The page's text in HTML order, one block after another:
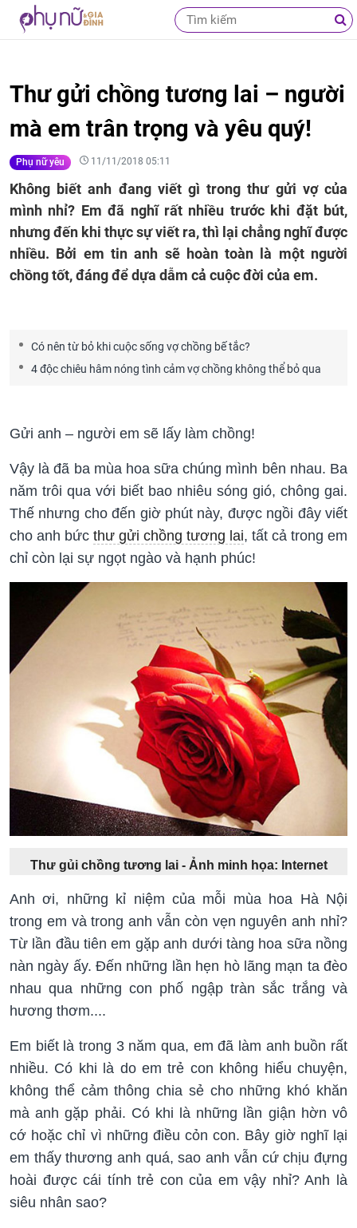
Thư gửi chồng tương lai – người
mà em trân trọng và yêu quý!
Phụ nữ yêu 11/11/2018 05:11
Không biết anh đang viết gì trong thư gửi vợ của
mình nhỉ? Em đã nghĩ rất nhiều trước khi đặt bút,
nhưng đến khi thực sự viết ra, thì lại chẳng nghĩ được
nhiều. Bởi em tin anh sẽ hoàn toàn là một người
chồng tốt, đáng để dựa dẫm cả cuộc đời của em.
Có nên từ bỏ khi cuộc sống vợ chồng bế tắc?
4 độc chiêu hâm nóng tình cảm vợ chồng không thể bỏ qua
Gửi anh – người em sẽ lấy làm chồng!
Vậy là đã ba mùa hoa sữa chúng mình bên nhau. Ba
năm trôi qua với biết bao nhiêu sóng gió, chông gai.
Thế nhưng cho đến giờ phút này, được ngồi đây viết
cho anh bức thư gửi chồng tương lai, tất cả trong em
chỉ còn lại sự ngọt ngào và hạnh phúc!
Thư gủi chồng tương lai - Ảnh minh họa: Internet
Anh ơi, những kỉ niệm của mỗi mùa hoa Hà Nội
trong em và trong anh vẫn còn vẹn nguyên anh nhỉ?
Từ lần đầu tiên em gặp anh dưới tàng hoa sữa nồng
nàn ngày ấy. Đến những lần hẹn hò lãng mạn ta đèo
nhau qua những con phố ngập tràn sắc trắng và
hương thơm....
Em biết là trong 3 năm qua, em đã làm anh buồn rất
nhiều. Có khi là do em trẻ con không hiểu chuyện,
không thể cảm thông chia sẻ cho những khó khăn
mà anh gặp phải. Có khi là những lần giận hờn vô
cớ hoặc chỉ vì những điều cỏn con. Bây giờ nghĩ lại
em thấy thương anh quá, sao anh vẫn cứ chịu đựng
hoài được cái tính trẻ con của em vậy nhỉ? Anh là
siêu nhân sao?